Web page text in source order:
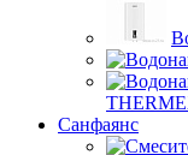
Санфаянс